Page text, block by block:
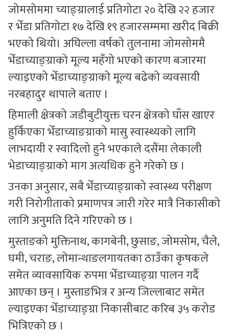
जोमसोममा च्याङ्ग्रालाई प्रतिगोटा २० देखि २२ हजार
र भेँडा प्रतिगोटा १७ देखि १९ हजारसम्ममा खरीद बिक्री
भएको थियो। अघिल्ला वर्षको तुलनामा जोमसोममै
भेँडाच्याङ्ग्राको मूल्य महँगो भएको कारण बजारमा
ल्याइएको भेँडाच्याङ्ग्राको मूल्य बढेको व्यवसायी
नरबहादुर थापाले बताए ।
हिमाली क्षेत्रको जडीबुटीयुक्त चरन क्षेत्रको घाँस खाएर
हुर्किएका भेँडाच्याङग्राको मासु स्वास्थ्यको लागि
लाभदायी र स्वादिलो हुने भएकाले दसैंमा लेकाली
भेडाच्याङ्ग्राको माग अत्यधिक हुने गरेको छ ।
उनका अनुसार, सबै भेँडाच्याङ्ग्राको स्वास्थ्य परीक्षण
गरी निरोगीताको प्रमाणपत्र जारी गरेर मात्रै निकासीको
लागि अनुमति दिने गरिएको छ ।
मुस्ताङको मुक्तिनाथ, कागबेनी, छुसाङ, जोमसोम, चैले,
घमी, चराङ, लोमान्थाङलगायतका ठाउँका कृषकले
समेत व्यावसायिक रुपमा भेँडाच्याङ्ग्रा पालन गर्दै
आएका छन् । मुस्ताङभित्र र अन्य जिल्लाबाट समेत
ल्याइएका भेँडाच्याङ्ग्रा निकासीबाट करिब ३५ करोड
भित्रिएको छ ।